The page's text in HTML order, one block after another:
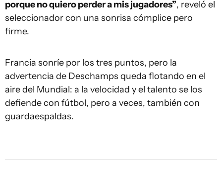
porque no quiero perder a mis jugadores”, reveló el
seleccionador con una sonrisa cómplice pero
firme.
Francia sonríe por los tres puntos, pero la
advertencia de Deschamps queda flotando en el
aire del Mundial: a la velocidad y el talento se los
defiende con fútbol, pero a veces, también con
guardaespaldas.